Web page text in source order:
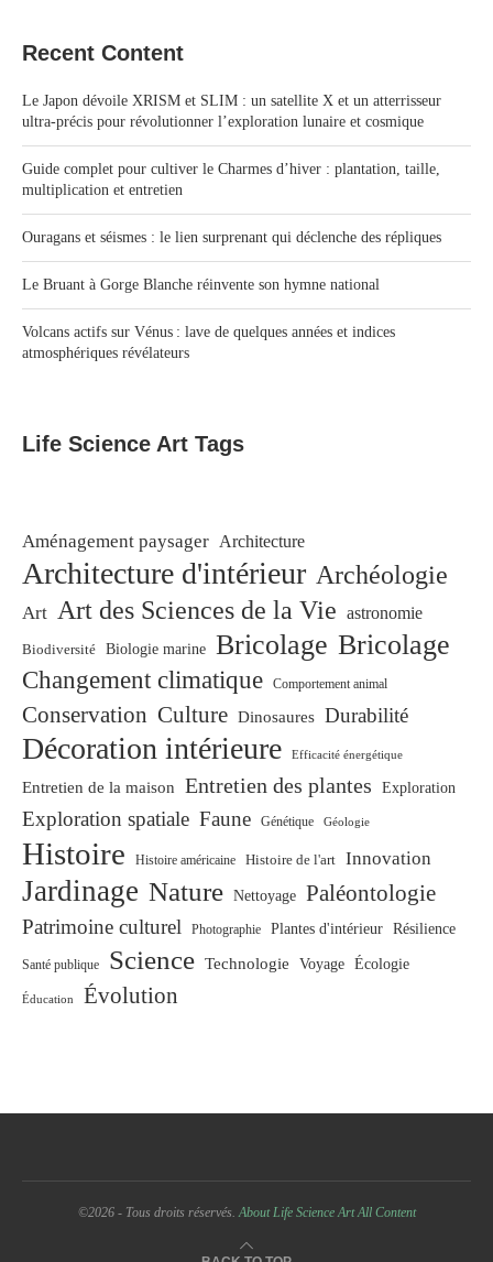
Recent Content
Le Japon dévoile XRISM et SLIM : un satellite X et un atterrisseur
ultra-précis pour révolutionner l’exploration lunaire et cosmique
Guide complet pour cultiver le Charmes d’hiver : plantation, taille,
multiplication et entretien
Ouragans et séismes : le lien surprenant qui déclenche des répliques
Le Bruant à Gorge Blanche réinvente son hymne national
Volcans actifs sur Vénus : lave de quelques années et indices
atmosphériques révélateurs
Life Science Art Tags
Aménagement paysager Architecture
Architecture d'intérieur Archéologie
Art Art des Sciences de la Vie astronomie
Biodiversité Biologie marine Bricolage Bricolage
Changement climatique Comportement animal
Conservation Culture Dinosaures Durabilité
Décoration intérieure Efficacité énergétique
Entretien de la maison Entretien des plantes Exploration
Exploration spatiale Faune Génétique Géologie
Histoire Histoire américaine Histoire de l'art Innovation
Jardinage Nature Nettoyage Paléontologie
Patrimoine culturel Photographie Plantes d'intérieur Résilience
Santé publique Science Technologie Voyage Écologie
Éducation Évolution
©2026 - Tous droits réservés.About Life Science Art All Content